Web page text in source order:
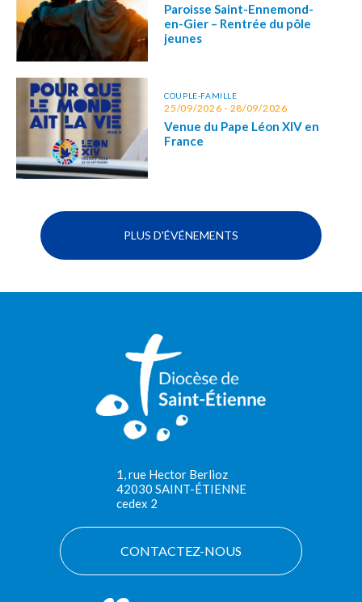
Paroisse Saint-Ennemond-
en-Gier – Rentrée du pôle
jeunes
COUPLE-FAMILLE
25/09/2026 - 28/09/2026
Venue du Pape Léon XIV en
France
PLUS D'ÉVÉNEMENTS
1, rue Hector Berlioz
42030 SAINT-ÉTIENNE
cedex 2
CONTACTEZ-NOUS